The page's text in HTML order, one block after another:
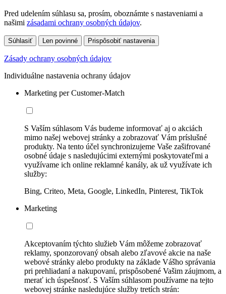
Pred udelením súhlasu sa, prosím, oboznámte s nastaveniami a
našimi zásadami ochrany osobných údajov.
Súhlasiť Len povinné Prispôsobiť nastavenia
Zásady ochrany osobných údajov
Individuálne nastavenia ochrany údajov
Marketing per Customer-Match
S Vaším súhlasom Vás budeme informovať aj o akciách
mimo našej webovej stránky a zobrazovať Vám príslušné
produkty. Na tento účel synchronizujeme Vaše zašifrované
osobné údaje s nasledujúcimi externými poskytovateľmi a
využívame ich online reklamné kanály, ak už využívate ich
služby:
Bing, Criteo, Meta, Google, LinkedIn, Pinterest, TikTok
Marketing
Akceptovaním týchto služieb Vám môžeme zobrazovať
reklamy, sponzorovaný obsah alebo zľavové akcie na naše
webové stránky alebo produkty na základe Vášho správania
pri prehliadaní a nakupovaní, prispôsobené Vašim záujmom, a
merať ich úspešnosť. S Vaším súhlasom používame na tejto
webovej stránke nasledujúce služby tretích strán: